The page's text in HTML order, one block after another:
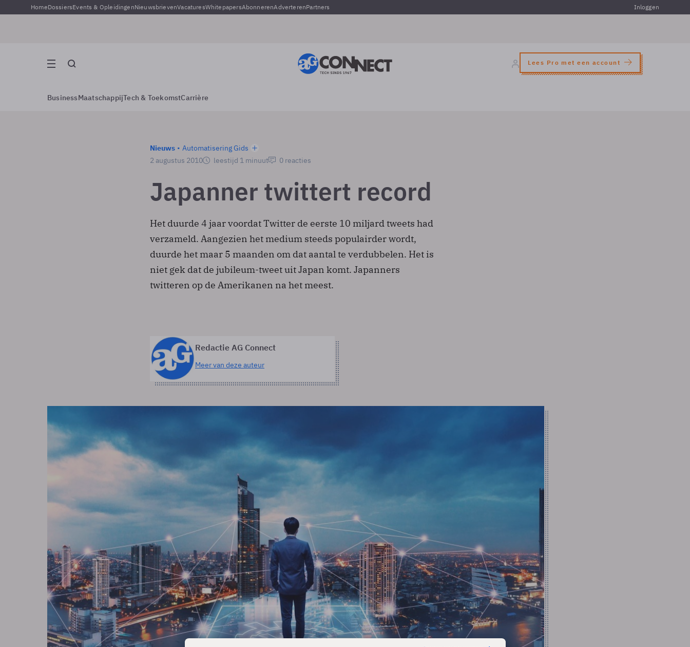
HomeDossiersEvents & OpleidingenNieuwsbrievenVacaturesWhitepapersAbonnerenAdverterenPartners Inloggen
Lees Pro met een account
BusinessMaatschappijTech & ToekomstCarrière
Nieuws
Automatisering Gids
2 augustus 2010
leestijd 1 minuut 0 reacties
Japanner twittert record
Het duurde 4 jaar voordat Twitter de eerste 10 miljard tweets had
verzameld. Aangezien het medium steeds populairder wordt,
duurde het maar 5 maanden om dat aantal te verdubbelen. Het is
niet gek dat de jubileum-tweet uit Japan komt. Japanners
twitteren op de Amerikanen na het meest.
Redactie AG Connect
Meer van deze auteur